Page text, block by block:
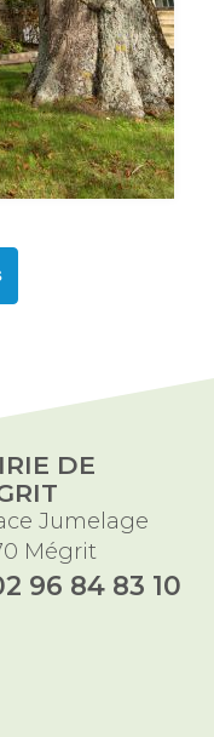
DE
Jumelage
Mégrit
96 84 83 10